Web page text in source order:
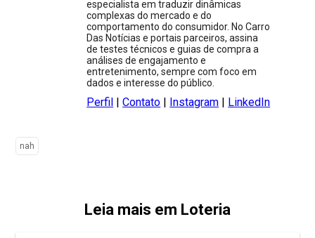
especialista em traduzir dinâmicas
complexas do mercado e do
comportamento do consumidor. No Carro
Das Notícias e portais parceiros, assina
de testes técnicos e guias de compra a
análises de engajamento e
entretenimento, sempre com foco em
dados e interesse do público.
Perfil |Contato | Instagram | LinkedIn
nah
Leia mais em Loteria